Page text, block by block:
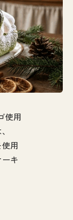
使用
用
キ